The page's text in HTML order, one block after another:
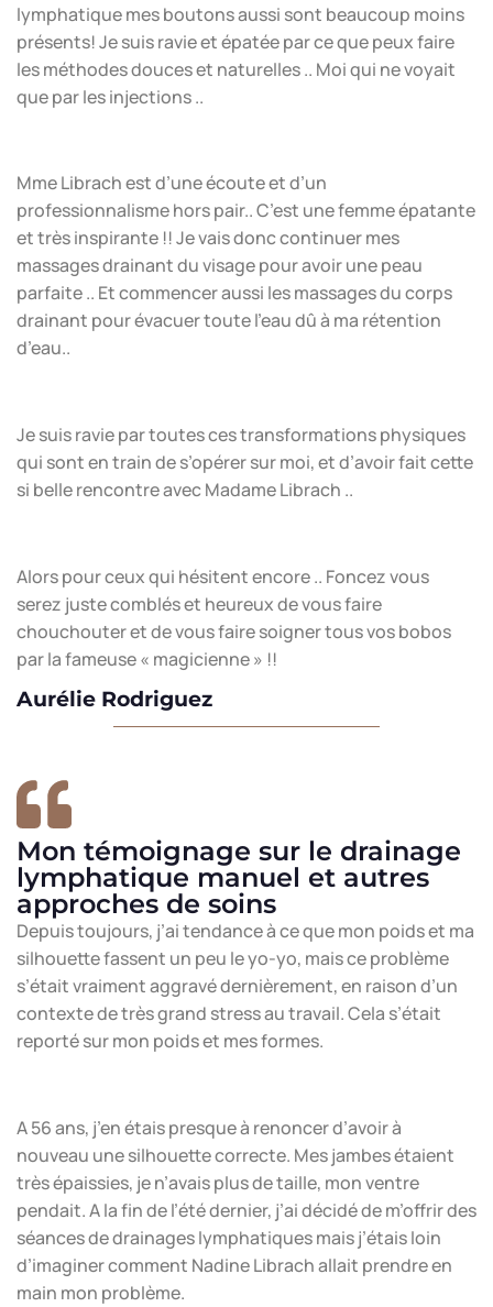
lymphatique mes boutons aussi sont beaucoup moins
présents! Je suis ravie et épatée par ce que peux faire
les méthodes douces et naturelles .. Moi qui ne voyait
que par les injections ..
Mme Librach est d’une écoute et d’un
professionnalisme hors pair.. C’est une femme épatante
et très inspirante !! Je vais donc continuer mes
massages drainant du visage pour avoir une peau
parfaite .. Et commencer aussi les massages du corps
drainant pour évacuer toute l’eau dû à ma rétention
d’eau..
Je suis ravie par toutes ces transformations physiques
qui sont en train de s’opérer sur moi, et d’avoir fait cette
si belle rencontre avec Madame Librach ..
Alors pour ceux qui hésitent encore .. Foncez vous
serez juste comblés et heureux de vous faire
chouchouter et de vous faire soigner tous vos bobos
par la fameuse « magicienne » !!
Aurélie Rodriguez
Mon témoignage sur le drainage
lymphatique manuel et autres
approches de soins
Depuis toujours, j’ai tendance à ce que mon poids et ma
silhouette fassent un peu le yo-yo, mais ce problème
s’était vraiment aggravé dernièrement, en raison d’un
contexte de très grand stress au travail. Cela s’était
reporté sur mon poids et mes formes.
A 56 ans, j’en étais presque à renoncer d’avoir à
nouveau une silhouette correcte. Mes jambes étaient
très épaissies, je n’avais plus de taille, mon ventre
pendait. A la fin de l’été dernier, j’ai décidé de m’offrir des
séances de drainages lymphatiques mais j’étais loin
d’imaginer comment Nadine Librach allait prendre en
main mon problème.